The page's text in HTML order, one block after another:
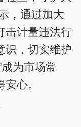
，通过加大
击计量违法行
识，切实维护
为市场常
心。